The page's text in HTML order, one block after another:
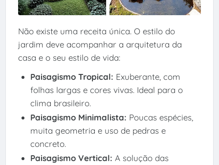
Não existe uma receita única. O estilo do
jardim deve acompanhar a arquitetura da
casa e o seu estilo de vida:
Paisagismo Tropical: Exuberante, com
folhas largas e cores vivas. Ideal para o
clima brasileiro.
Paisagismo Minimalista: Poucas espécies,
muita geometria e uso de pedras e
concreto.
Paisagismo Vertical: A solução das